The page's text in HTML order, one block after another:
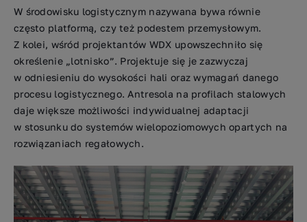
W środowisku logistycznym nazywana bywa równie
często platformą, czy też podestem przemysłowym.
Z kolei, wśród projektantów WDX upowszechniło się
określenie „lotnisko”. Projektuje się je zazwyczaj
w odniesieniu do wysokości hali oraz wymagań danego
procesu logistycznego. Antresola na profilach stalowych
daje większe możliwości indywidualnej adaptacji
w stosunku do systemów wielopoziomowych opartych na
rozwiązaniach regałowych.